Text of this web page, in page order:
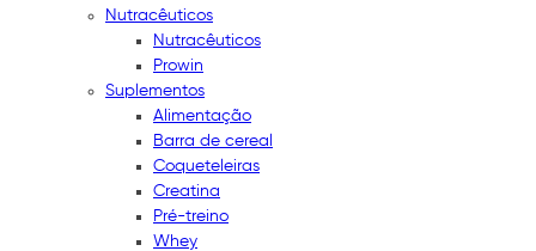
Nutracêuticos
Nutracêuticos
Prowin
Suplementos
Alimentação
Barra de cereal
Coqueteleiras
Creatina
Pré-treino
Whey